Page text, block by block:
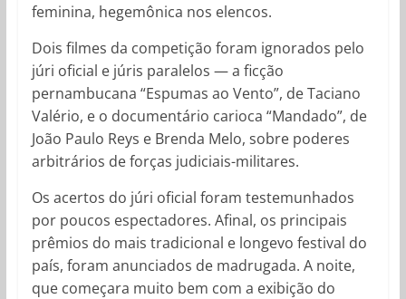
feminina, hegemônica nos elencos.
Dois filmes da competição foram ignorados pelo
júri oficial e júris paralelos — a ficção
pernambucana “Espumas ao Vento”, de Taciano
Valério, e o documentário carioca “Mandado”, de
João Paulo Reys e Brenda Melo, sobre poderes
arbitrários de forças judiciais-militares.
Os acertos do júri oficial foram testemunhados
por poucos espectadores. Afinal, os principais
prêmios do mais tradicional e longevo festival do
país, foram anunciados de madrugada. A noite,
que começara muito bem com a exibição do